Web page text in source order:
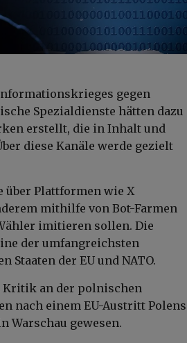
gegen
Spezialdienste hätten dazu
erstellt, die in Inhalt und
diese Kanäle werde gezielt
über Plattformen wie X
mithilfe von Bot-Farmen
imitieren sollen. Die
der umfangreichsten
der EU und NATO.
Kritik an der polnischen
nach einem EU-Austritt Polens
Warschau gewesen.